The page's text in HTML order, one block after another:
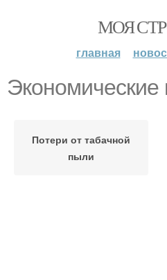
МОЯ
главная
Экономические
Потери от табачной
пыли